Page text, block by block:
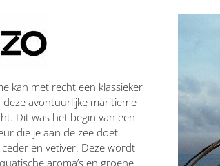
kan met recht een klassieker
avontuurlijke maritieme
Dit was het begin van een
die je aan de zee doet
en vetiver. Deze wordt
aroma’s en groene